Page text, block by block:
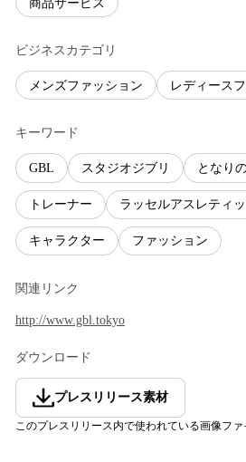
商品サービス
ビジネスカテゴリ
メンズファッション レディース
キーワード
GBL スタジオジブリ となり
トレーナー ラッセルアスレティ
キャラクター ファッション
関連リンク
http://www.gbl.tokyo
ダウンロード
プレスリリース素材
このプレスリリース内で使われている画像フ